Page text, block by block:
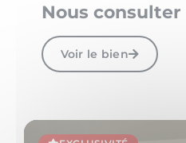
Nous consulter
Voir le bien